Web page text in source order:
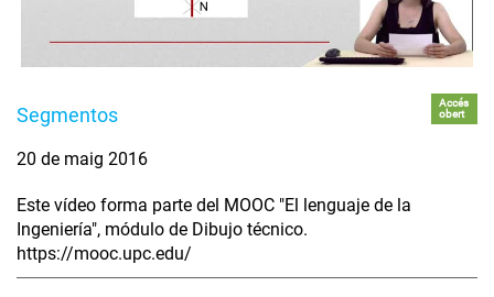
Segmentos
Accés
obert
20 de maig 2016
Este vídeo forma parte del MOOC "El lenguaje de la
Ingeniería", módulo de Dibujo técnico.
https://mooc.upc.edu/